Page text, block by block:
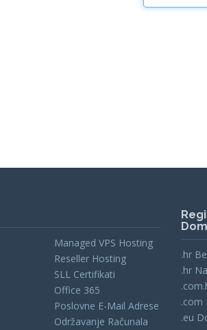
Managed VPS Hosting
Reseller Hosting
SLL Certifikati
Office 365
Poslovne E-Mail Adrese
Održavanje Računala
.hr
.hr
.com
.eu